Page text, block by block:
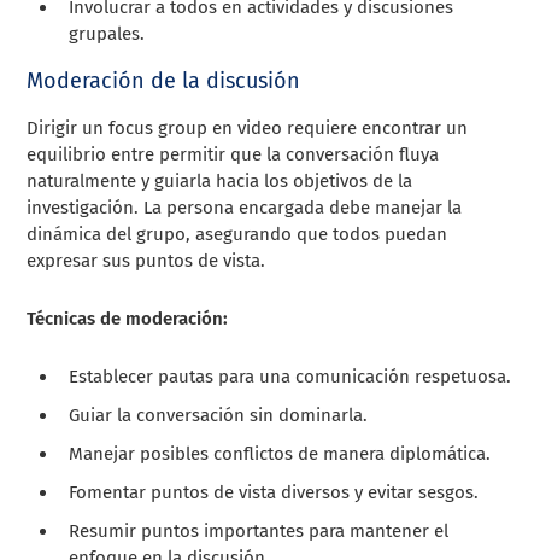
Involucrar a todos en actividades y discusiones
grupales.
Moderación de la discusión
Dirigir un focus group en video requiere encontrar un
equilibrio entre permitir que la conversación fluya
naturalmente y guiarla hacia los objetivos de la
investigación. La persona encargada debe manejar la
dinámica del grupo, asegurando que todos puedan
expresar sus puntos de vista.
Técnicas de moderación:
Establecer pautas para una comunicación respetuosa.
Guiar la conversación sin dominarla.
Manejar posibles conflictos de manera diplomática.
Fomentar puntos de vista diversos y evitar sesgos.
Resumir puntos importantes para mantener el